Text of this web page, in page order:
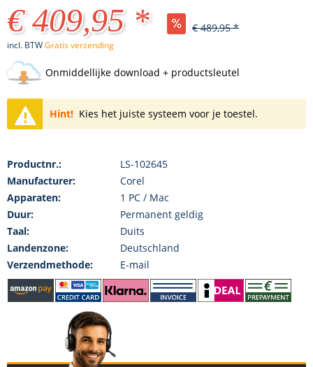
€ 409,95 * € 489,95 *
incl. BTWGratis verzending
Onmiddellijke download + productsleutel
Hint! Kies het juiste systeem voor je toestel.
Productnr.:
LS-102645
Manufacturer:
Corel
Apparaten:
1 PC / Mac
Duur:
Permanent geldig
Taal:
Duits
Landenzone:
Deutschland
Verzendmethode:
E-mail